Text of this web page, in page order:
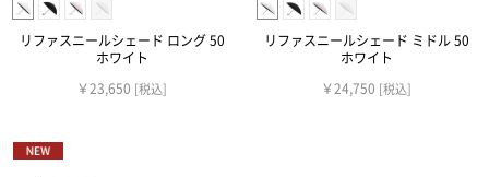
リファスニールシェード ロング 50
ホワイト
￥23,650 [税込]
リファスニールシェード ミドル 50
ホワイト
￥24,750 [税込]